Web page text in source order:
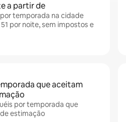
a partir de
por temporada na cidade
por noite, sem impostos e
que aceitam
por temporada que
estimação